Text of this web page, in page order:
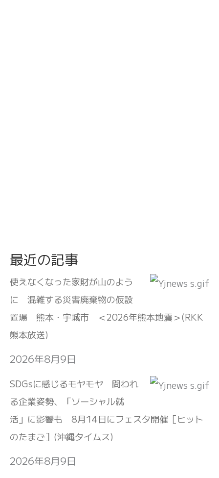
最近の記事
使えなくなった家財が山のよう
に 混雑する災害廃棄物の仮設
置場 熊本・宇城市 ＜2026年熊本地震＞(RKK
熊本放送)
2026年8月9日
SDGsに感じるモヤモヤ 問われ
る企業姿勢、「ソーシャル就
活」に影響も 8月14日にフェスタ開催［ヒット
のたまご］(沖縄タイムス)
2026年8月9日